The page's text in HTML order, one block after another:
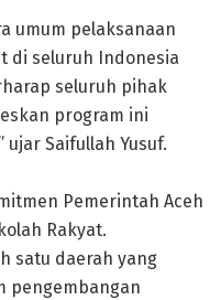
umum pelaksanaan
di seluruh Indonesia
seluruh pihak
program ini
ujar Saifullah Yusuf.
Pemerintah Aceh
Rakyat.
satu daerah yang
pengembangan